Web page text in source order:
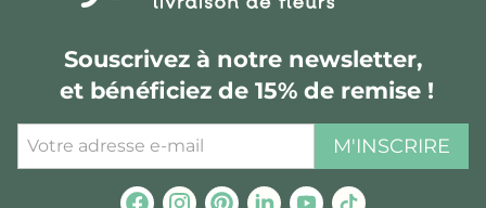
Souscrivez à notre newsletter,
et bénéficiez de 15% de remise !
M'INSCRIRE